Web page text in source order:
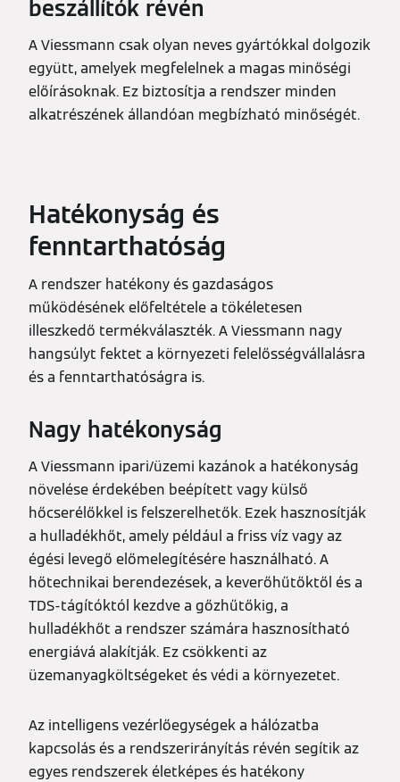
beszállítók révén
A Viessmann csak olyan neves gyártókkal dolgozik
együtt, amelyek megfelelnek a magas minőségi
előírásoknak. Ez biztosítja a rendszer minden
alkatrészének állandóan megbízható minőségét.
Hatékonyság és
fenntarthatóság
A rendszer hatékony és gazdaságos
működésének előfeltétele a tökéletesen
illeszkedő termékválaszték. A Viessmann nagy
hangsúlyt fektet a környezeti felelősségvállalásra
és a fenntarthatóságra is.
Nagy hatékonyság
A Viessmann ipari/üzemi kazánok a hatékonyság
növelése érdekében beépített vagy külső
hőcserélőkkel is felszerelhetők. Ezek hasznosítják
a hulladékhőt, amely például a friss víz vagy az
égési levegő előmelegítésére használható. A
hőtechnikai berendezések, a keverőhűtőktől és a
TDS-tágítóktól kezdve a gőzhűtőkig, a
hulladékhőt a rendszer számára hasznosítható
energiává alakítják. Ez csökkenti az
üzemanyagköltségeket és védi a környezetet.
Az intelligens vezérlőegységek a hálózatba
kapcsolás és a rendszerirányítás révén segítik az
egyes rendszerek életképes és hatékony